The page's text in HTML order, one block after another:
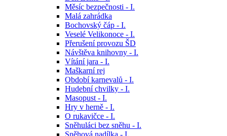
Měsíc bezpečnosti - I.
Malá zahrádka
Bochovský čáp - I.
Veselé Velikonoce - I.
Přerušení provozu ŠD
Návštěva knihovny - I.
Vítání jara - I.
Maškarní rej
Období karnevalů - I.
Hudební chvilky - I.
Masopust - I.
Hry v herně - I.
O rukavičce - I.
Sněhuláci bez sněhu - I.
Sněhová nadílka - I.